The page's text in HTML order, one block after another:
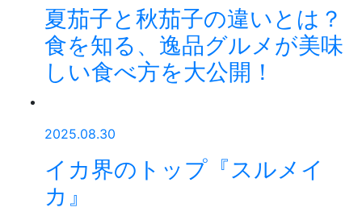
夏茄子と秋茄子の違いとは？
食を知る、逸品グルメが美味
しい食べ方を大公開！
2025.08.30
イカ界のトップ『スルメイ
カ』